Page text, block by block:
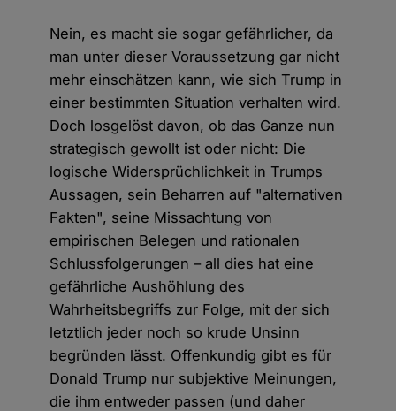
Nein, es macht sie sogar gefährlicher, da
man unter dieser Voraussetzung gar nicht
mehr einschätzen kann, wie sich Trump in
einer bestimmten Situation verhalten wird.
Doch losgelöst davon, ob das Ganze nun
strategisch gewollt ist oder nicht: Die
logische Widersprüchlichkeit in Trumps
Aussagen, sein Beharren auf "alternativen
Fakten", seine Missachtung von
empirischen Belegen und rationalen
Schlussfolgerungen – all dies hat eine
gefährliche Aushöhlung des
Wahrheitsbegriffs zur Folge, mit der sich
letztlich jeder noch so krude Unsinn
begründen lässt. Offenkundig gibt es für
Donald Trump nur subjektive Meinungen,
die ihm entweder passen (und daher